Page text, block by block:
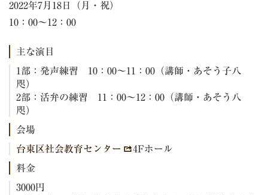
2022年7月18日（月・祝）
10：00～12：00
主な演目
1部：発声練習 10：00～11：00（講師・あそう子八
咫）
2部：活弁の練習 11：00～12：00（講師・あそう八
咫）
会場
台東区社会教育センター
4Fホール
料金
3000円